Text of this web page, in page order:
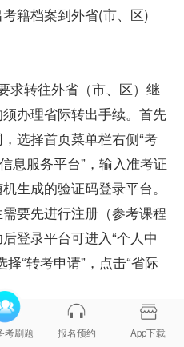
籍档案到外省(市、区)
求转往外省（市、区）继
办理省际转出手续。首先
选择首页菜单栏右侧“考
息服务平台”，输入准考证
生成的验证码登录平台。
要先进行注册（参考课程
登录平台可进入“个人中
“转考申请”，点击“省际
完成信息填报，核对本人
核材料。
考刷题 报名预约 App下载